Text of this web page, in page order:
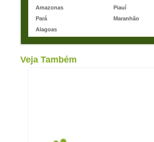
Amazonas
Piauí
Pará
Maranhão
Alagoas
Veja Também